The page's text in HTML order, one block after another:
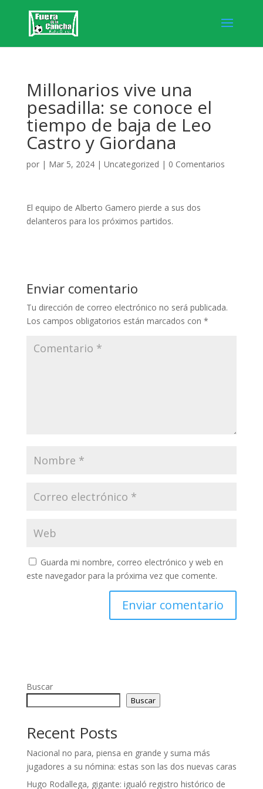
Millonarios vive una
pesadilla: se conoce el
tiempo de baja de Leo
Castro y Giordana
por | Mar 5, 2024| Uncategorized | 0 Comentarios
El equipo de Alberto Gamero pierde a sus dos
delanteros para los próximos partidos.
Enviar comentario
Tu dirección de correo electrónico no será publicada.
Los campos obligatorios están marcados con *
Guarda mi nombre, correo electrónico y web en
este navegador para la próxima vez que comente.
Buscar
Buscar
Recent Posts
Nacional no para, piensa en grande y suma más
jugadores a su nómina: estas son las dos nuevas caras
Hugo Rodallega, gigante: igualó registro histórico de